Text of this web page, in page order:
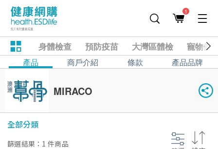
1
身體檢查 預防疫苗 大灣區體檢 寵物健
產品 商戶介紹 條款 產品品牌
MIRACO
全部分類
篩選結果：1 件商品